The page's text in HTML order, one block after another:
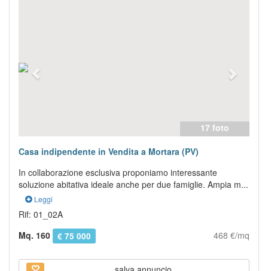
17 foto
Casa indipendente in Vendita a Mortara (PV)
In collaborazione esclusiva proponiamo interessante
soluzione abitativa ideale anche per due famiglie. Ampia m...
Leggi
Rif: 01_02A
Mq. 160
€ 75 000 468 €/mq